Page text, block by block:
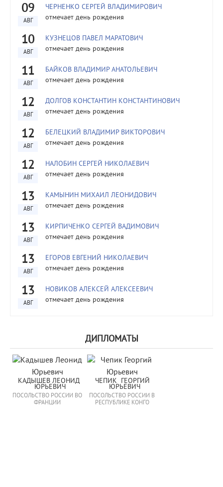
09
АВГ
ЧЕРНЕНКО СЕРГЕЙ ВЛАДИМИРОВИЧ
отмечает день рождения
10
АВГ
КУЗНЕЦОВ ПАВЕЛ МАРАТОВИЧ
отмечает день рождения
11
АВГ
БАЙКОВ ВЛАДИМИР АНАТОЛЬЕВИЧ
отмечает день рождения
12
АВГ
ДОЛГОВ КОНСТАНТИН КОНСТАНТИНОВИЧ
отмечает день рождения
12
АВГ
БЕЛЕЦКИЙ ВЛАДИМИР ВИКТОРОВИЧ
отмечает день рождения
12
АВГ
НАЛОБИН СЕРГЕЙ НИКОЛАЕВИЧ
отмечает день рождения
13
АВГ
КАМЫНИН МИХАИЛ ЛЕОНИДОВИЧ
отмечает день рождения
13
АВГ
КИРПИЧЕНКО СЕРГЕЙ ВАДИМОВИЧ
отмечает день рождения
13
АВГ
ЕГОРОВ ЕВГЕНИЙ НИКОЛАЕВИЧ
отмечает день рождения
13
АВГ
НОВИКОВ АЛЕКСЕЙ АЛЕКСЕЕВИЧ
отмечает день рождения
ДИПЛОМАТЫ
КАДЫШЕВ ЛЕОНИД
ЮРЬЕВИЧ
ПОСОЛЬСТВО РОССИИ ВО
ФРАНЦИИ
ЧЕПИК  ГЕОРГИЙ
ЮРЬЕВИЧ
ПОСОЛЬСТВО РОССИИ В
РЕСПУБЛИКЕ КОНГО